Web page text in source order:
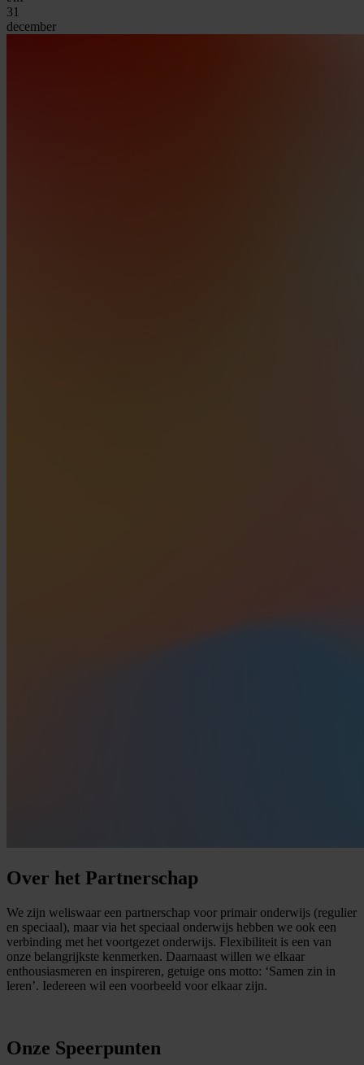
31
december
Over het Partnerschap
We zijn weliswaar een partnerschap voor primair onderwijs (regulier
en speciaal), maar via het speciaal onderwijs hebben we ook een
verbinding met het voortgezet onderwijs. Flexibiliteit is een van
onze belangrijkste kenmerken. Daarnaast willen we elkaar
enthousiasmeren en inspireren, getuige ons motto: ‘Samen zin in
leren’. Iedereen wil een voorbeeld voor elkaar zijn.
Onze Speerpunten